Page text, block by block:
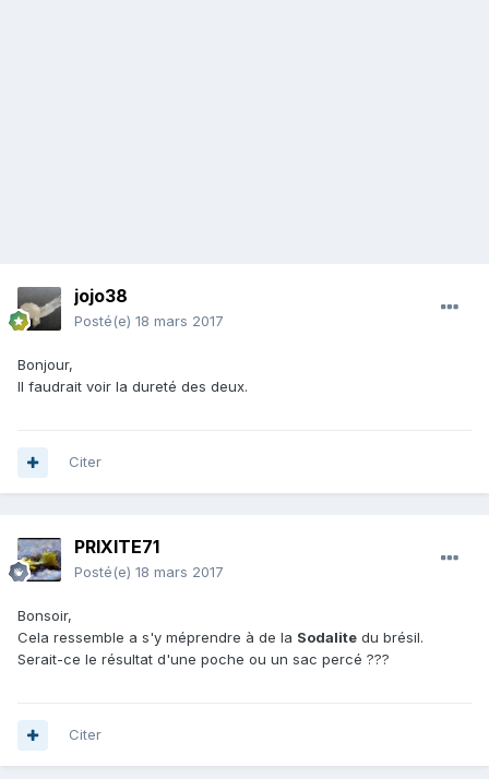
jojo38
Posté(e) 18 mars 2017
Bonjour,
Il faudrait voir la dureté des deux.
Citer
PRIXITE71
Posté(e) 18 mars 2017
Bonsoir,
Cela ressemble a s'y méprendre à de la Sodalite du brésil.
Serait-ce le résultat d'une poche ou un sac percé ???
Citer